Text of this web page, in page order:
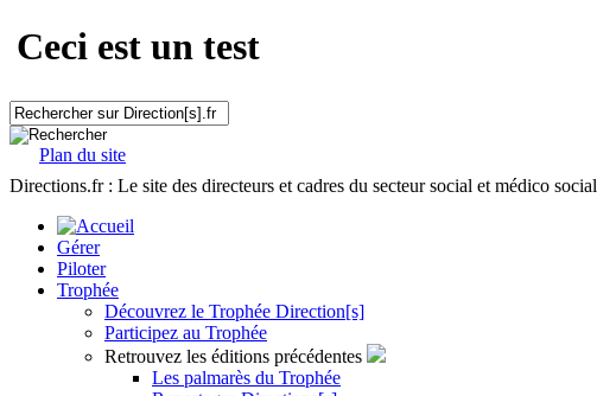
Ceci est un test
Plan du site
Directions.fr : Le site des directeurs et cadres du secteur social et médico social
Gérer
Piloter
Trophée
Découvrez le Trophée Direction[s]
Participez au Trophée
Retrouvez les éditions précédentes
Les palmarès du Trophée